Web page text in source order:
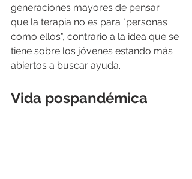
generaciones mayores de pensar
que la terapia no es para "personas
como ellos", contrario a la idea que se
tiene sobre los jóvenes estando más
abiertos a buscar ayuda.
Vida pospandémica